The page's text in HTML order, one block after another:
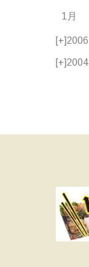
1月
[+]2006
[+]2004